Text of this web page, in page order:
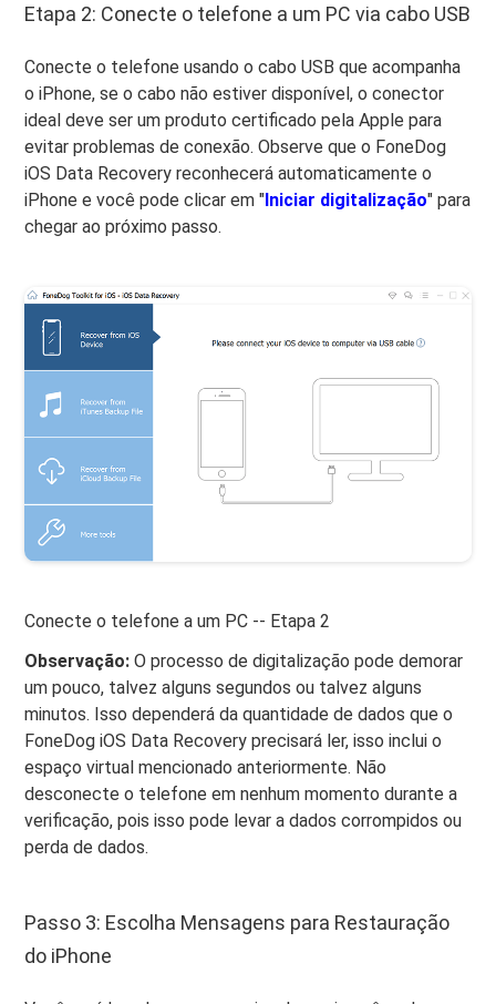
Etapa 2: Conecte o telefone a um PC via cabo USB
Conecte o telefone usando o cabo USB que acompanha
o iPhone, se o cabo não estiver disponível, o conector
ideal deve ser um produto certificado pela Apple para
evitar problemas de conexão. Observe que o FoneDog
iOS Data Recovery reconhecerá automaticamente o
iPhone e você pode clicar em "Iniciar digitalização" para
chegar ao próximo passo.
Conecte o telefone a um PC -- Etapa 2
Observação: O processo de digitalização pode demorar
um pouco, talvez alguns segundos ou talvez alguns
minutos. Isso dependerá da quantidade de dados que o
FoneDog iOS Data Recovery precisará ler, isso inclui o
espaço virtual mencionado anteriormente. Não
desconecte o telefone em nenhum momento durante a
verificação, pois isso pode levar a dados corrompidos ou
perda de dados.
Passo 3: Escolha Mensagens para Restauração
do iPhone